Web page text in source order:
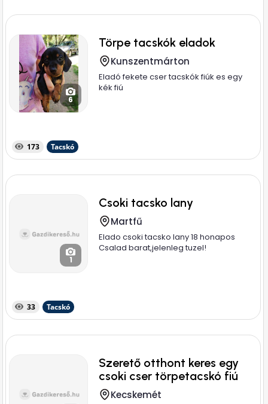
6
Törpe tacskók eladok
Kunszentmárton
Eladó fekete cser tacskók fiúk es egy
kék fiú
173 Tacskó
1
Csoki tacsko lany
Martfű
Elado csoki tacsko lany 18 honapos
Csalad barat,jelenleg tuzel!
33 Tacskó
Szerető otthont keres egy
csoki cser törpetacskó fiú
Kecskemét